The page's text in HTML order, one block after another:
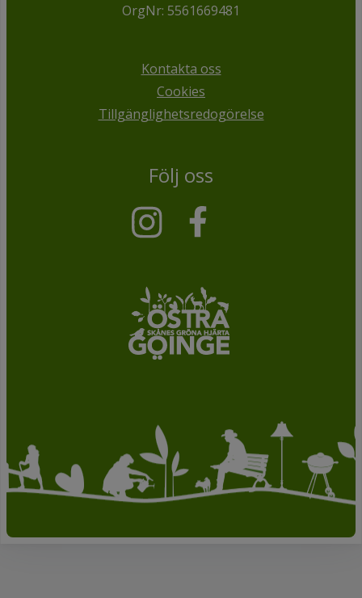
OrgNr: 5561669481
Kontakta oss
Cookies
Tillgänglighetsredogörelse
Följ oss